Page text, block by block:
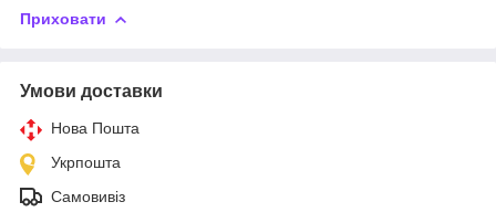
Приховати
Умови доставки
Нова Пошта
Укрпошта
Самовивіз